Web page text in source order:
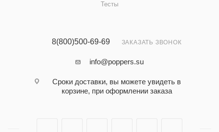
Тесты
8(800)500-69-69 ЗАКАЗАТЬ ЗВОНОК
info@poppers.su
Сроки доставки, вы можете увидеть в
корзине, при оформлении заказа